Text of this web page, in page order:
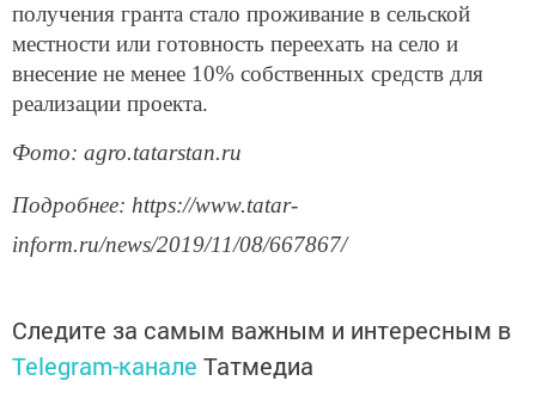
получения гранта стало проживание в сельской
местности или готовность переехать на село и
внесение не менее 10% собственных средств для
реализации проекта.
Фото: agro.tatarstan.ru
Подробнее: https://www.tatar-
inform.ru/news/2019/11/08/667867/
Следите за самым важным и интересным в
Telegram-канале Татмедиа